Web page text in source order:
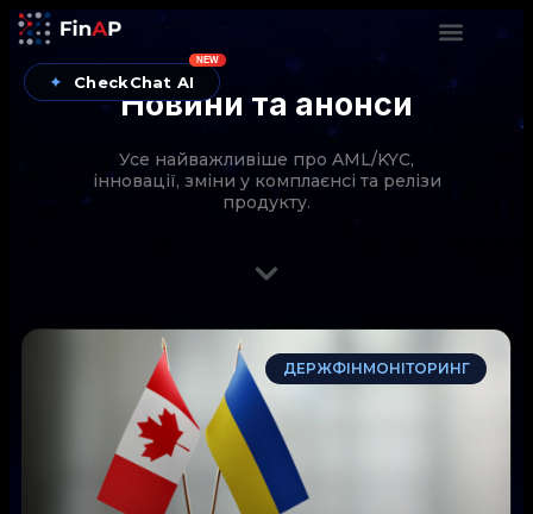
✦ CheckChat AI
NEW
Новини та анонси
Усе найважливіше про AML/KYC,
інновації, зміни у комплаєнсі та релізи
продукту.
ДЕРЖФІНМОНІТОРИНГ